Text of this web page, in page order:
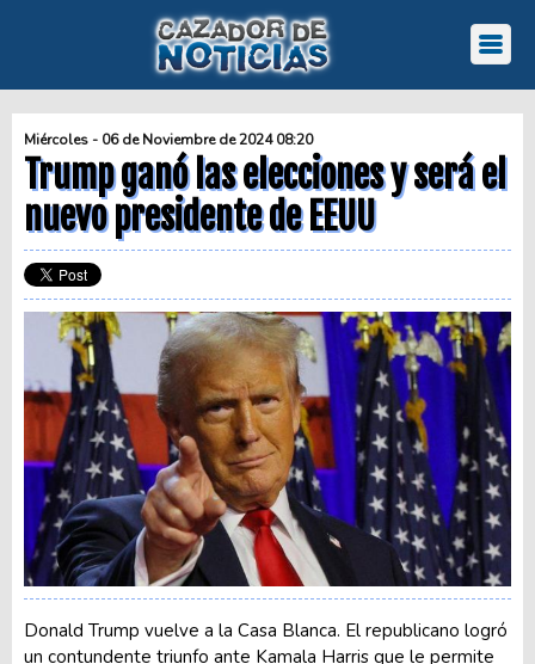
Miércoles - 06 de Noviembre de 2024 08:20
Trump ganó las elecciones y será el
nuevo presidente de EEUU
Donald Trump vuelve a la Casa Blanca. El republicano logró
un contundente triunfo ante Kamala Harris que le permite